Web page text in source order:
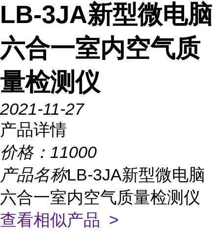
LB-3JA新型微电脑
六合一室内空气质
量检测仪
2021-11-27
产品详情
价格： 11000
产品名称LB-3JA新型微电脑
六合一室内空气质量检测仪
查看相似产品 >